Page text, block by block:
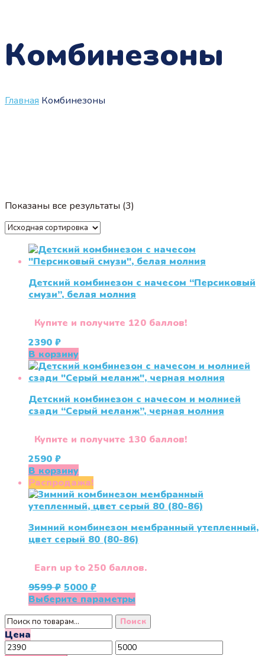
Комбинезоны
Главная Комбинезоны
Показаны все результаты (3)
Детский комбинезон с начесом “Персиковый
смузи”, белая молния
Купите и получите 120 баллов!
2390 ₽
В корзину
Детский комбинезон с начесом и молнией
сзади “Серый меланж”, черная молния
Купите и получите 130 баллов!
2590 ₽
В корзину
Распродажа!
Зимний комбинезон мембранный утепленный,
цвет серый 80 (80-86)
Earn up to 250 баллов.
9599₽ Первоначальная
цена
9599 ₽.
5000 ₽Текущая
цена:
Выберите параметры
имеет
вариаций.
Искать: Поиск
Цена
Минимальная
Максимальная